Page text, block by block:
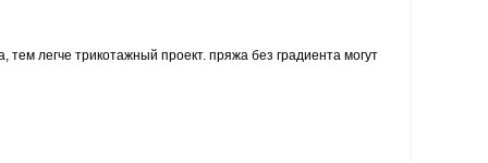
легче трикотажный проект. пряжа без градиента могут